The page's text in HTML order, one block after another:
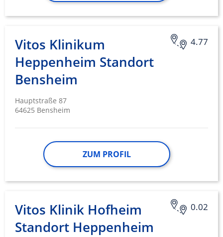
4.77
Vitos Klinikum
Heppenheim Standort
Bensheim
Hauptstraße 87
64625 Bensheim
ZUM PROFIL
0.02
Vitos Klinik Hofheim
Standort Heppenheim